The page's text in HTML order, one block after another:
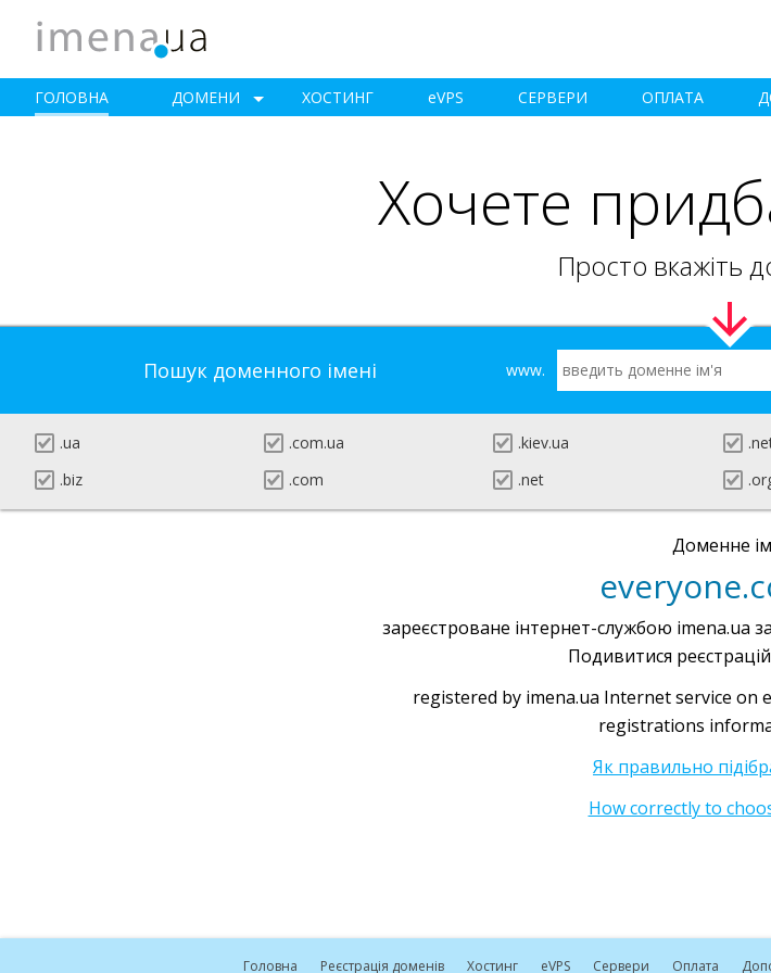
ГОЛОВНА ДОМЕНИ ХОСТИНГ eVPS СЕРВЕРИ ОПЛАТА
Хочете
Просто вкажіть
Пошук доменного імені www.
.ua .com.ua .kiev.ua
.biz
.com .net
Доменне
зареєстроване інтернет-службою imena.ua
Подивитися
registered by imena.ua Internet service on
registrations
Як правильно
How correctly to
Головна Реєстрація доменів Хостинг eVPS Сервери Оплата